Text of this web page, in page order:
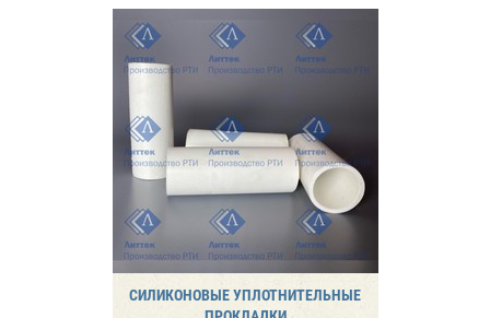
СИЛИКОНОВЫЕ УПЛОТНИТЕЛЬНЫЕ